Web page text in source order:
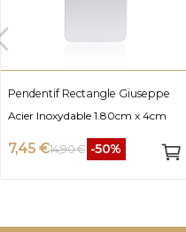
Pendentif Rectangle Giuseppe
Acier Inoxydable 1.80cm x 4cm
7,45 €14,90 € -50%